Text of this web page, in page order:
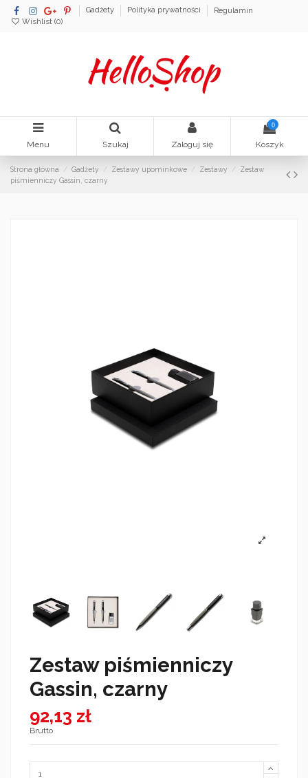
Gadżety Polityka prywatności
Regulamin
Wishlist (0)
Menu Szukaj Zaloguj się
0
Koszyk
Strona główna Gadżety Zestawy upominkowe Zestawy
Zestaw
piśmienniczy Gassin, czarny
Zestaw piśmienniczy
Gassin, czarny
92,13 zł
Brutto